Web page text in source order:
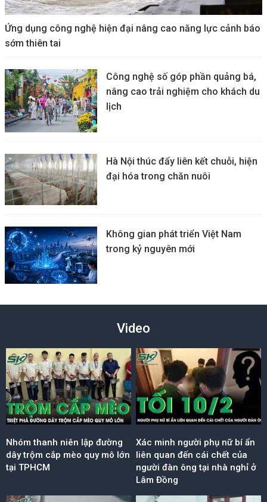
Ứng dụng công nghệ hiện đại nâng cao năng lực cảnh báo
sớm thiên tai
Công nghệ số góp phần quảng bá,
nâng cao trải nghiệm cho khách du
lịch
Hà Nội thúc đẩy liên kết chuỗi, hiện
đại hóa trong chăn nuôi
Không gian phát triển Việt Nam
trong kỷ nguyên mới
Video
Nhóm thanh niên lập đường
dây trộm cắp mèo quy mô lớn
tại TPHCM
Xác minh người phụ nữ bí ẩn
liên quan đến cái chết của
người đàn ông tại nhà nghỉ ở
Lâm Đồng